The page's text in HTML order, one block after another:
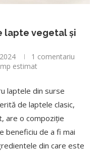
lapte vegetal și
1 comentariu
estimat
laptele din surse
de laptele clasic,
are o compoziție
beneficiu de a fi mai
din care este